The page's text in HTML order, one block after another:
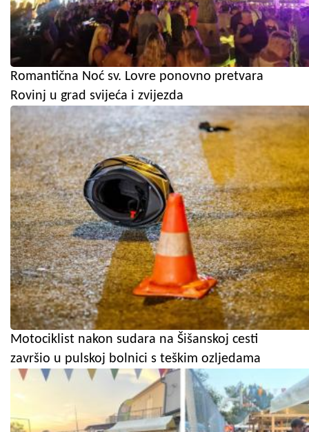
Romantična Noć sv. Lovre ponovno pretvara
Rovinj u grad svijeća i zvijezda
Motociklist nakon sudara na Šišanskoj cesti
završio u pulskoj bolnici s teškim ozljedama